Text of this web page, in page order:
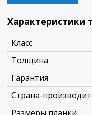
Характеристики
Класс
Толщина
Гарантия
Страна-